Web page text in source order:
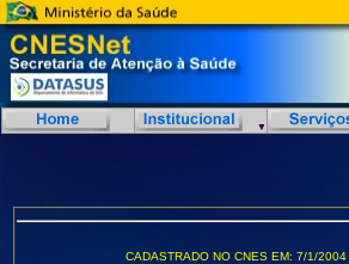
CADASTRADO NO CNES EM: 7/1/2004